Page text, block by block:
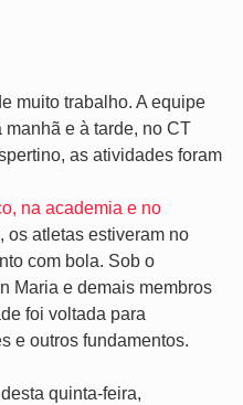
muito trabalho. A equipe
e à tarde, no CT
as atividades foram
na academia e no
os atletas estiveram no
com bola. Sob o
Maria e demais membros
foi voltada para
e outros fundamentos.
quinta-feira,